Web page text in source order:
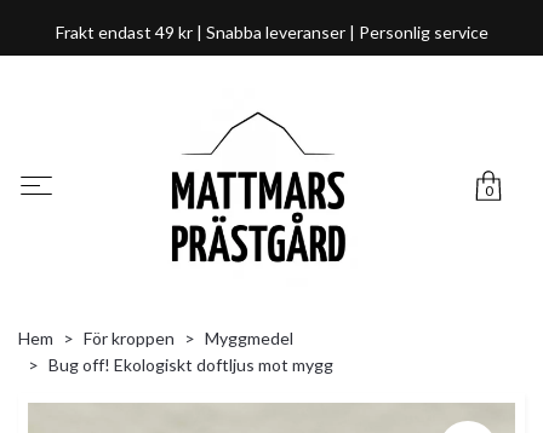
Frakt endast 49 kr | Snabba leveranser | Personlig service
0
Hem För kroppen
Myggmedel
Bug off! Ekologiskt doftljus mot mygg